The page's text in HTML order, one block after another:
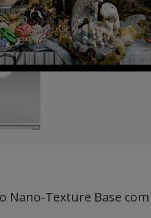
Nano-Texture Base com